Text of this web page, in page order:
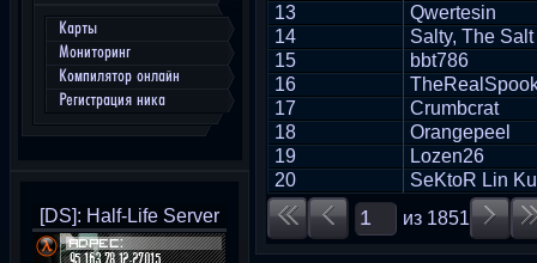
Карты
Мониторинг
Компилятор онлайн
Регистрация ника
[DS]: Half-Life Server
13
Qwertesin
14
Salty, The
15
bbt786
16
17
Crumbcrat
18
Orangepeel
19
Lozen26
20
SeKtoR Lin
из 1851